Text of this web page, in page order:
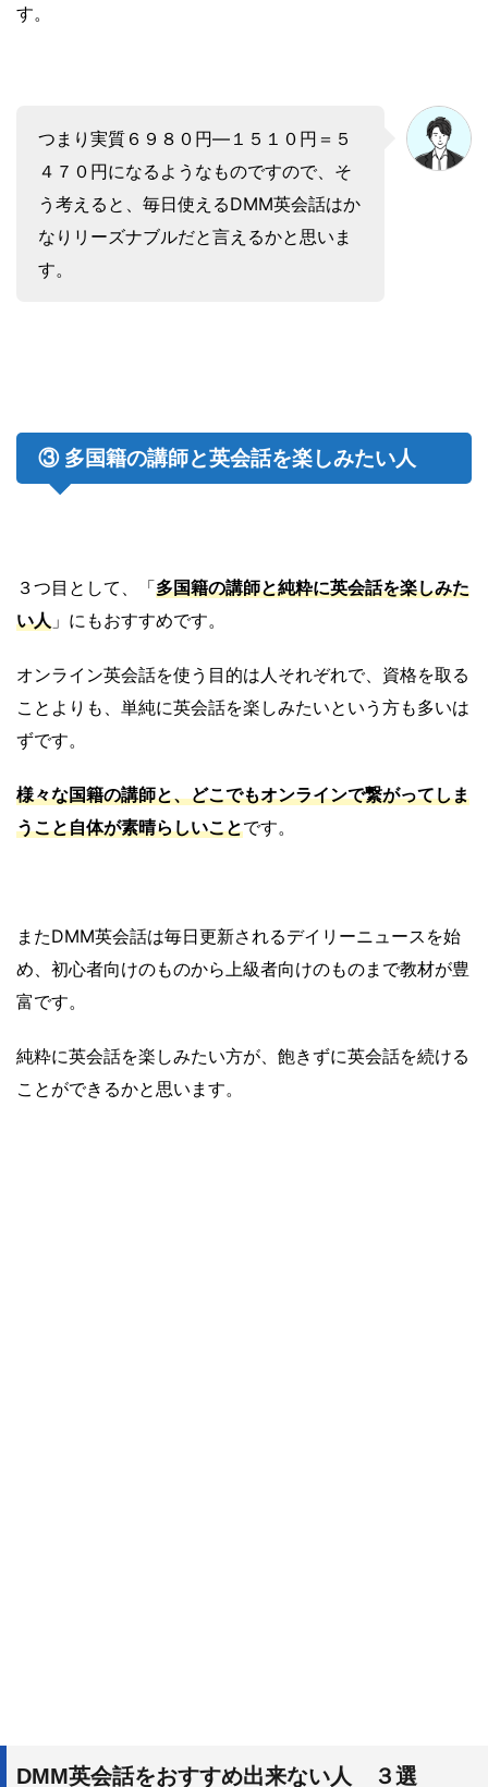
す。
つまり実質６９８０円―１５１０円＝５
４７０円になるようなものですので、そ
う考えると、毎日使えるDMM英会話はか
なりリーズナブルだと言えるかと思いま
す。
③ 多国籍の講師と英会話を楽しみたい人
３つ目として、「多国籍の講師と純粋に英会話を楽しみた
い人 」にもおすすめです。
オンライン英会話を使う目的は人それぞれで、資格を取る
ことよりも、単純に英会話を楽しみたいという方も多いは
ずです。
様々な国籍の講師と、どこでもオンラインで繋がってしま
うこと自体が素晴らしいことです。
またDMM英会話は毎日更新されるデイリーニュースを始
め、初心者向けのものから上級者向けのものまで教材が豊
富です。
純粋に英会話を楽しみたい方が、飽きずに英会話を続ける
ことができるかと思います。
DMM英会話をおすすめ出来ない人 ３選